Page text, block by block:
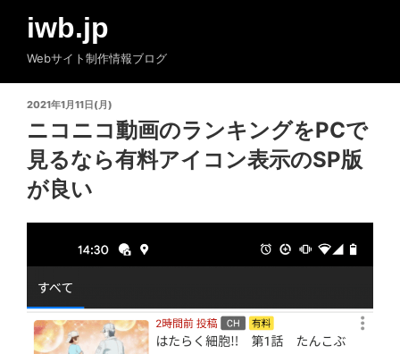
iwb.jp
Webサイト制作情報ブログ
投
日:
2021年1月11日(月)
ニコニコ動画のランキングをPCで
見るなら有料アイコン表示のSP版
が良い